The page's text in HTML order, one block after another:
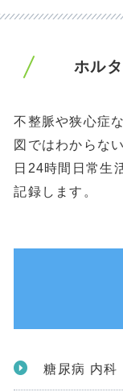
ホル
不整脈や狭心症
図ではわからな
日24時間日常生
記録します。
糖尿病 内科